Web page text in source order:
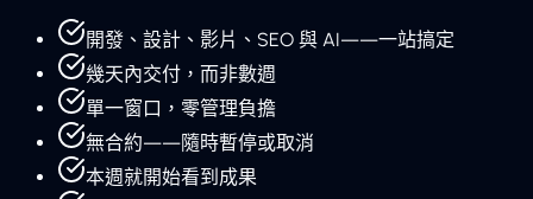
開發、設計、影片、SEO 與 AI——一站搞定
幾天內交付，而非數週
單一窗口，零管理負擔
無合約——隨時暫停或取消
本週就開始看到成果